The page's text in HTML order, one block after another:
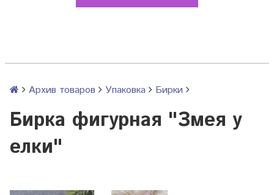
Архив товаров Упаковка Бирки
Бирка фигурная "Змея у
елки"